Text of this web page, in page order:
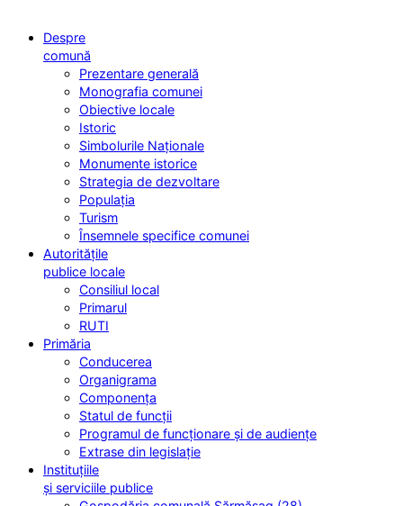
Despre
comună
Prezentare generală
Monografia comunei
Obiective locale
Istoric
Simbolurile Naționale
Monumente istorice
Strategia de dezvoltare
Populația
Turism
Însemnele specifice comunei
Autoritățile
publice locale
Consiliul local
Primarul
RUTI
Primăria
Conducerea
Organigrama
Componența
Statul de funcții
Programul de funcționare și de audiențe
Extrase din legislație
Instituțiile
și serviciile publice